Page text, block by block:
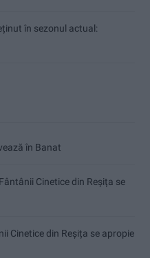
în sezonul actual:
în Banat
Cinetice din Reșița se
Cinetice din Reșița se apropie